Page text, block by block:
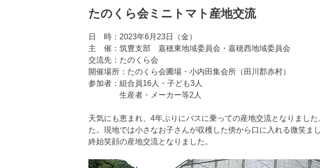
たのくら会ミニトマト産地交流
日 時：2023年6月23日（金）
主 催：筑豊支部 嘉穂東地域委員会・嘉穂西地域委員会
交流先：たのくら会
開催場所：たのくら会圃場・小内田集会所（田川郡赤村）
参加者：組合員16人・子ども3人
生産者・メーカー等2人
天気にも恵まれ、4年ぶりにバスに乗っての産地交流となりまし
た。現地では小さなお子さんが収穫した傍から口に入れる微笑ま
終始笑顔の産地交流となりました。